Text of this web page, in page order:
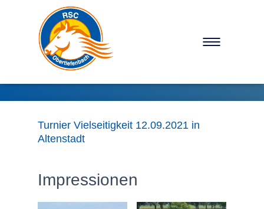
Turnier Vielseitigkeit 12.09.2021 in
Altenstadt
Impressionen